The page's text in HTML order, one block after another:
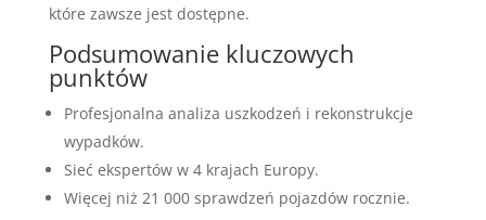
które zawsze jest dostępne.
Podsumowanie kluczowych
punktów
Profesjonalna analiza uszkodzeń i rekonstrukcje
wypadków.
Sieć ekspertów w 4 krajach Europy.
Więcej niż 21 000 sprawdzeń pojazdów rocznie.